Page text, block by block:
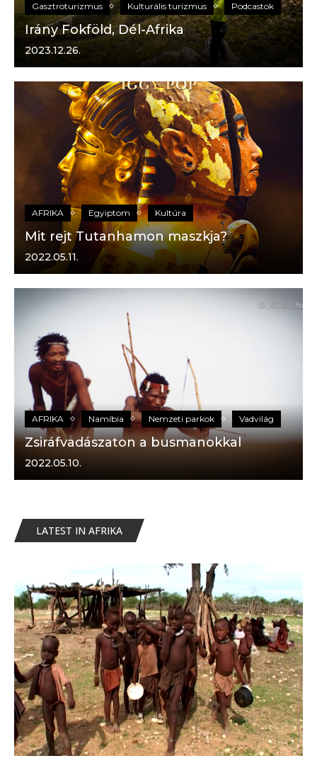
Gasztroturizmus
Kulturális turizmus Podcastok
Irány Fokföld, Dél-Afrika
2023.12.26.
AFRIKA Egyiptom Kultúra
Mit rejt Tutanhamon maszkja?
2022.05.11.
AFRIKA Namíbia Nemzeti parkok Vadvilág
Zsiráfvadászaton a busmanokkal
2022.05.10.
LATEST IN AFRIKA